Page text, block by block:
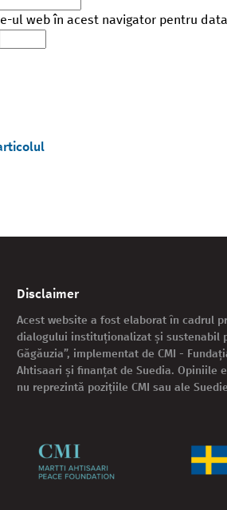
ul web în acest navigator pentru
Disclaimer
Acest website a fost elaborat în cadrul
dialogului instituționalizat și sustenabil
Găgăuzia”, implementat de CMI -
Ahtisaari și finanțat de Suedia. Opiniile
nu reprezintă pozițiile CMI sau ale